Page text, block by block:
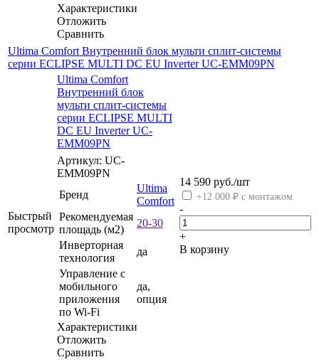
Характеристики
Отложить
Сравнить
Ultima Comfort Внутренний блок мульти сплит-системы
серии ECLIPSE MULTI DC EU Inverter UC-EMM09PN
Быстрый
просмотр
Ultima Comfort
Внутренний блок
мульти сплит-системы
серии ECLIPSE MULTI
DC EU Inverter UC-
EMM09PN
Артикул: UC-
EMM09PN
Бренд
Ultima
Comfort
Рекомендуемая
площадь (м2)
20-30
Инверторная
технология
да
Управление c
мобильного
приложения
по Wi-Fi
да,
опция
Характеристики
Отложить
Сравнить
14 590 руб./шт
+12 000 ₽ с монтажом
-
+
В корзину